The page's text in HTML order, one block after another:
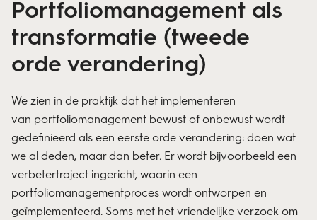
Portfoliomanagement als
transformatie (tweede
orde verandering)
We zien in de praktijk dat het implementeren
van portfoliomanagement bewust of onbewust wordt
gedefinieerd als een eerste orde verandering: doen wat
we al deden, maar dan beter. Er wordt bijvoorbeeld een
verbetertraject ingericht, waarin een
portfoliomanagementproces wordt ontworpen en
geïmplementeerd. Soms met het vriendelijke verzoek om